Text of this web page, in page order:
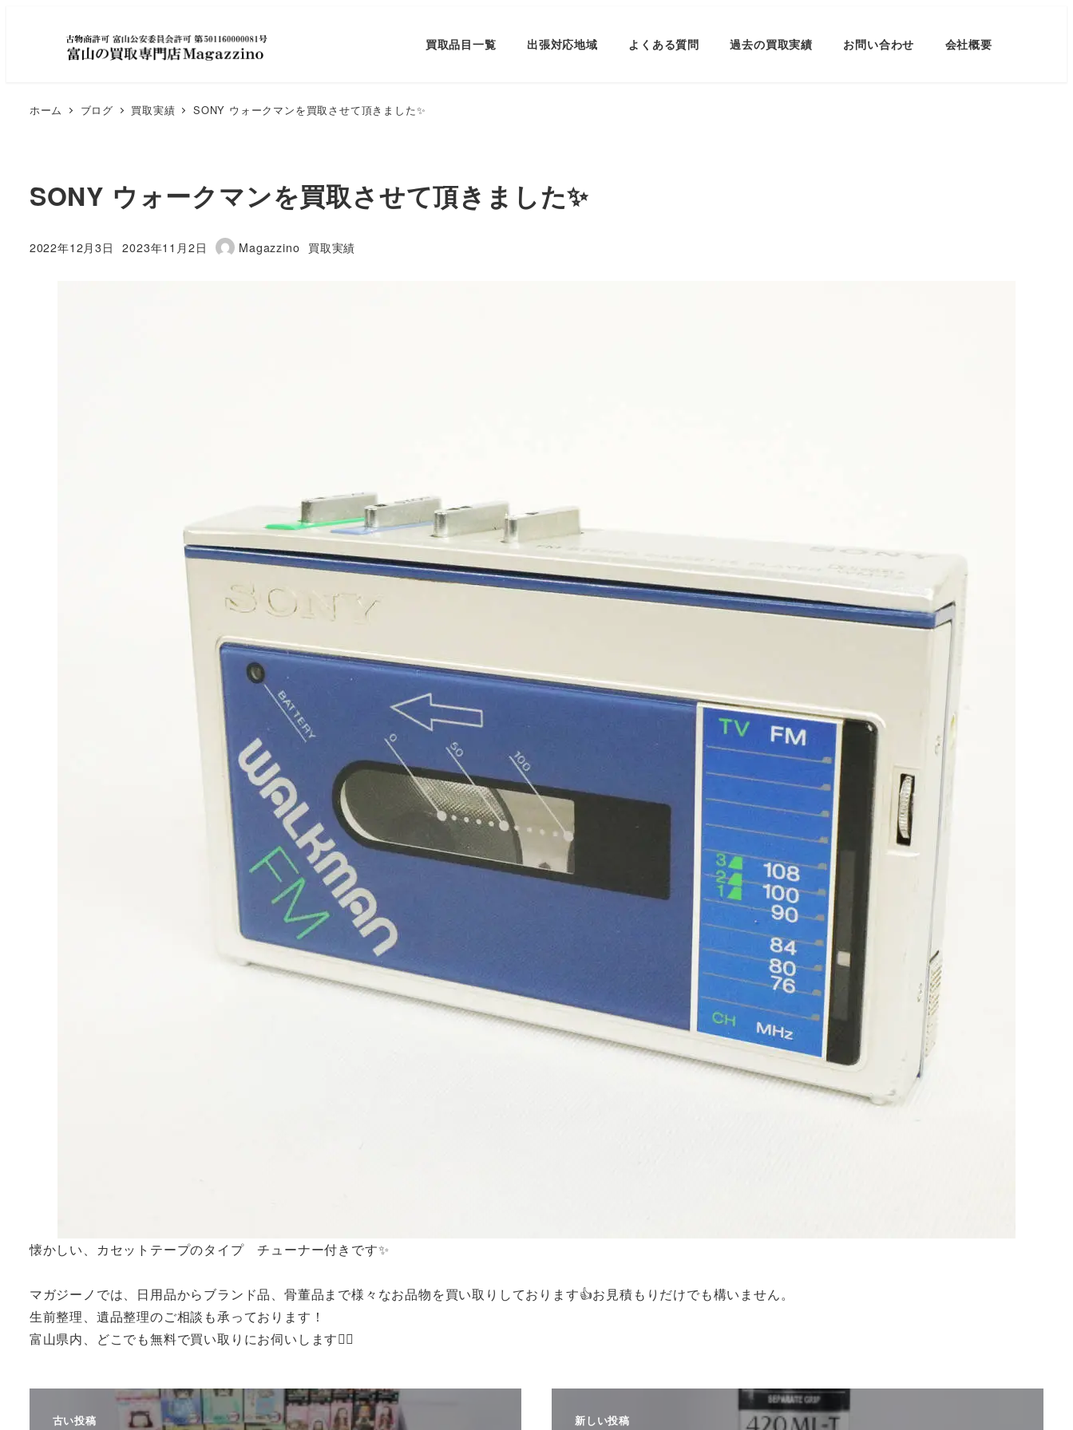
買取品目一覧 出張対応地域 よくある質問 過去の買取実績 お問い合わせ 会社概要
ホーム ブログ 買取実績 SONY ウォークマンを買取させて頂きました✨
SONY ウォークマンを買取させて頂きました✨
投稿日
2022年12月3日
更新日
2023年11月2日
著
Magazzino カテゴリー
買取実績
懐かしい、カセットテープのタイプ チューナー付きです✨
マガジーノでは、日用品からブランド品、骨董品まで様々なお品物を買い取りしております👍お見積もりだけでも構いません。
生前整理、遺品整理のご相談も承っております！
富山県内、どこでも無料で買い取りにお伺いします🙆‍♂️
古い投稿 新しい投稿